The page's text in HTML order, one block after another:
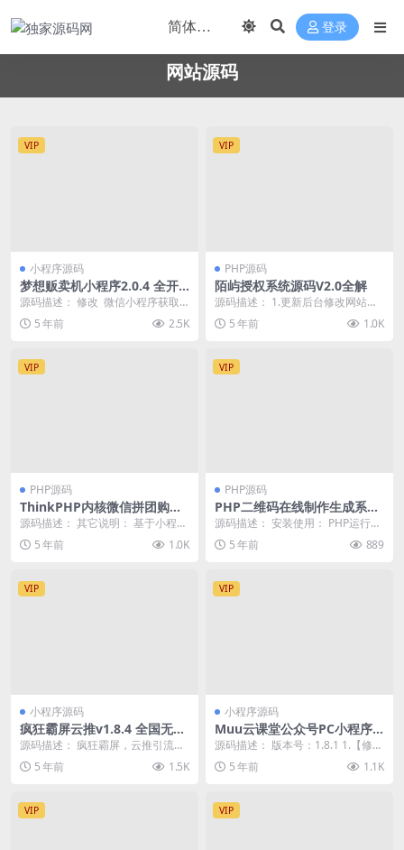
登录
网站源码
VIP
小程序源码
梦想贩卖机小程序2.0.4 全开
源
源码描述： 修改 微信小程序获取
用户接口调整备注：本次更新需要
更新小程序 演示...
5 年前 2.5K
VIP
PHP源码
陌屿授权系统源码V2.0全解
源码描述： 1.更新后台修改网站信
息 2.源码后门一键黑站 3.源码基本
没漏洞和...
5 年前 1.0K
VIP
PHP源码
ThinkPHP内核微信拼团购物
商城小程序源码 支持微信支付
源码描述： 其它说明： 基于小程序
的拼团应用,用户可通过拼团，随时
发起拼团活动并...
5 年前 1.0K
VIP
PHP源码
PHP二维码在线制作生成系统
源码 无需数据库 带logo图标
源码描述： 安装使用： PHP运行环
境就行，PHP版本最好是5.2以上
1、把得...
5 年前 889
VIP
小程序源码
疯狂霸屏云推v1.8.4 全国无限
开版 门店实体 引流获客 推广
神器
源码描述： 疯狂霸屏，云推引流，
一键发布，门店实体，引流获客，
推广神器。 商家引...
5 年前 1.5K
VIP
小程序源码
Muu云课堂公众号PC小程序V
2_1.8.1+全插件+前端
源码描述： 版本号：1.8.1 1.【修
复】H5搜索页内容上拉加载无效的
BUG ...
5 年前 1.1K
VIP VIP